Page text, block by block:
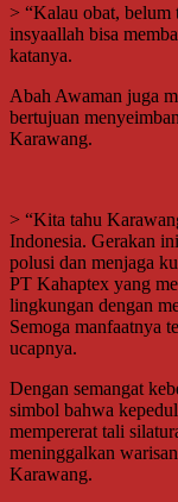
> “Kalau obat, belum
insyaallah bisa
katanya.
Abah Awaman juga
bertujuan
Karawang.
> “Kita tahu
Indonesia. Gerakan
polusi dan menjaga
PT Kahaptex yang
lingkungan dengan
Semoga manfaatnya
ucapnya.
Dengan semangat
simbol bahwa
mempererat tali
meninggalkan
Karawang.